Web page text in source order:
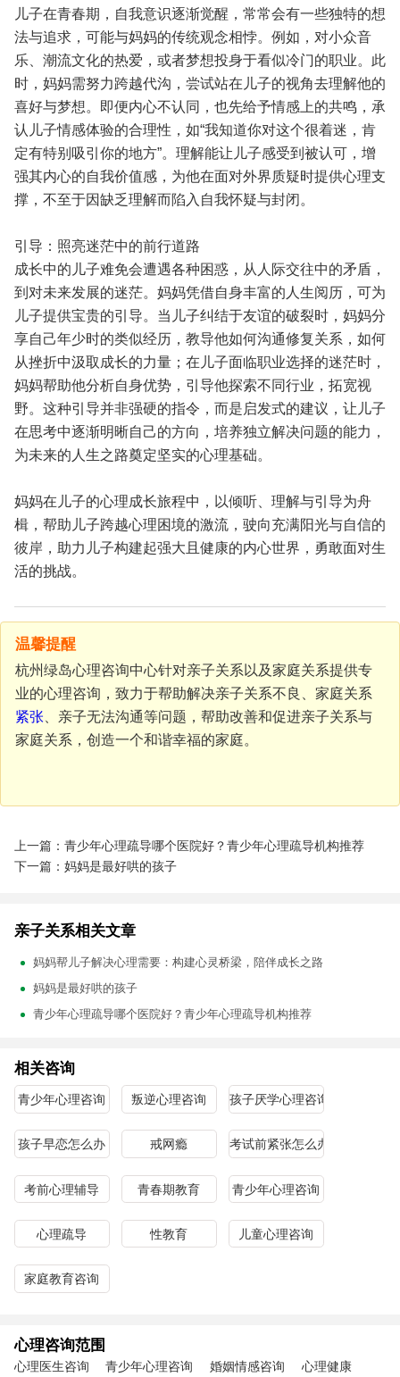
儿子在青春期，自我意识逐渐觉醒，常常会有一些独特的想
法与追求，可能与妈妈的传统观念相悖。例如，对小众音
乐、潮流文化的热爱，或者梦想投身于看似冷门的职业。此
时，妈妈需努力跨越代沟，尝试站在儿子的视角去理解他的
喜好与梦想。即便内心不认同，也先给予情感上的共鸣，承
认儿子情感体验的合理性，如“我知道你对这个很着迷，肯
定有特别吸引你的地方”。理解能让儿子感受到被认可，增
强其内心的自我价值感，为他在面对外界质疑时提供心理支
撑，不至于因缺乏理解而陷入自我怀疑与封闭。
引导：照亮迷茫中的前行道路
成长中的儿子难免会遭遇各种困惑，从人际交往中的矛盾，
到对未来发展的迷茫。妈妈凭借自身丰富的人生阅历，可为
儿子提供宝贵的引导。当儿子纠结于友谊的破裂时，妈妈分
享自己年少时的类似经历，教导他如何沟通修复关系，如何
从挫折中汲取成长的力量；在儿子面临职业选择的迷茫时，
妈妈帮助他分析自身优势，引导他探索不同行业，拓宽视
野。这种引导并非强硬的指令，而是启发式的建议，让儿子
在思考中逐渐明晰自己的方向，培养独立解决问题的能力，
为未来的人生之路奠定坚实的心理基础。
妈妈在儿子的心理成长旅程中，以倾听、理解与引导为舟
楫，帮助儿子跨越心理困境的激流，驶向充满阳光与自信的
彼岸，助力儿子构建起强大且健康的内心世界，勇敢面对生
活的挑战。
温馨提醒
杭州绿岛心理咨询中心针对亲子关系以及家庭关系提供专
业的心理咨询，致力于帮助解决亲子关系不良、家庭关系
紧张 、亲子无法沟通等问题，帮助改善和促进亲子关系与
家庭关系，创造一个和谐幸福的家庭。
上一篇：青少年心理疏导哪个医院好？青少年心理疏导机构推荐
下一篇：妈妈是最好哄的孩子
亲子关系相关文章
妈妈帮儿子解决心理需要：构建心灵桥梁，陪伴成长之路
妈妈是最好哄的孩子
青少年心理疏导哪个医院好？青少年心理疏导机构推荐
相关咨询
青少年心理咨询 叛逆心理咨询 孩子厌学心理咨询
孩子早恋怎么办 戒网瘾 考试前紧张怎么办
考前心理辅导 青春期教育 青少年心理咨询
心理疏导 性教育 儿童心理咨询
家庭教育咨询
心理咨询范围
心理医生咨询 青少年心理咨询 婚姻情感咨询 心理健康